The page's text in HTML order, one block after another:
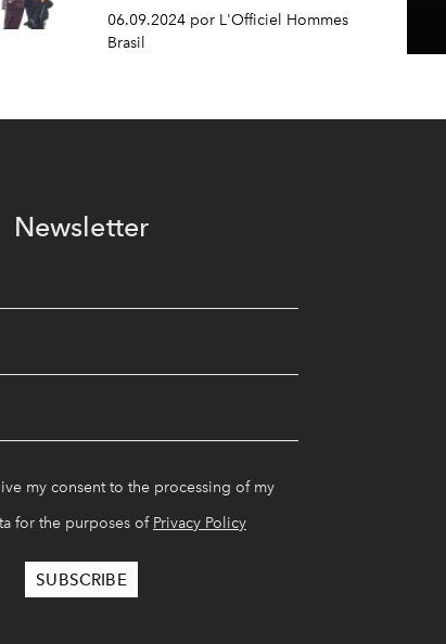
06.09.2024 por L'Officiel Hommes
Brasil
Newsletter
my consent to the processing of my
for the purposes of Privacy Policy